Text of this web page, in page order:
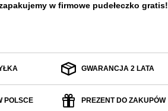
w firmowe pudełeczko gratis!
GWARANCJA 2 LATA
POLSCE PREZENT DO ZAKUPÓW